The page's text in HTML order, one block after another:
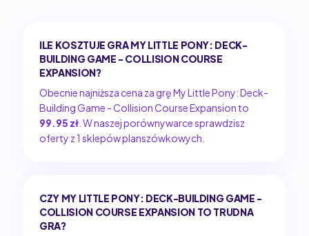
ILE KOSZTUJE GRA MY LITTLE PONY: DECK-
BUILDING GAME - COLLISION COURSE
EXPANSION?
Obecnie najniższa cena za grę My Little Pony: Deck-
Building Game - Collision Course Expansion to
99.95 zł . W naszej porównywarce sprawdzisz
oferty z 1 sklepów planszówkowych.
CZY MY LITTLE PONY: DECK-BUILDING GAME -
COLLISION COURSE EXPANSION TO TRUDNA
GRA?